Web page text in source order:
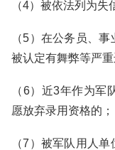
（4）被依法列为失
（5）在公务员、
被认定有舞弊等严
（6）近3年作为军
愿放弃录用资格的；
（7）被军队用人